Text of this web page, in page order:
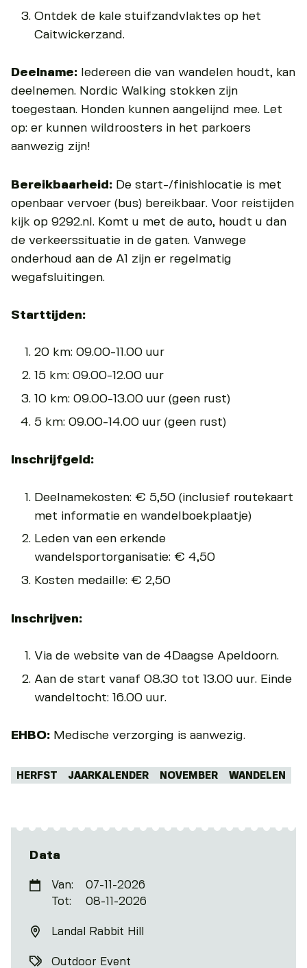
Ontdek de kale stuifzandvlaktes op het
Caitwickerzand.
Deelname: Iedereen die van wandelen houdt, kan
deelnemen. Nordic Walking stokken zijn
toegestaan. Honden kunnen aangelijnd mee. Let
op: er kunnen wildroosters in het parkoers
aanwezig zijn!
Bereikbaarheid: De start-/finishlocatie is met
openbaar vervoer (bus) bereikbaar. Voor reistijden
kijk op 9292.nl. Komt u met de auto, houdt u dan
de verkeerssituatie in de gaten. Vanwege
onderhoud aan de A1 zijn er regelmatig
wegafsluitingen.
Starttijden:
20 km: 09.00-11.00 uur
15 km: 09.00-12.00 uur
10 km: 09.00-13.00 uur (geen rust)
5 km: 09.00-14.00 uur (geen rust)
Inschrijfgeld:
Deelnamekosten: € 5,50 (inclusief routekaart
met informatie en wandelboekplaatje)
Leden van een erkende
wandelsportorganisatie: € 4,50
Kosten medaille: € 2,50
Inschrijven:
Via de website van de 4Daagse Apeldoorn.
Aan de start vanaf 08.30 tot 13.00 uur. Einde
wandeltocht: 16.00 uur.
EHBO: Medische verzorging is aanwezig.
Tags:
HERFST JAARKALENDER NOVEMBER WANDELEN
Data
Van:
07-11-2026
Tot:
08-11-2026
Landal Rabbit Hill
Outdoor Event